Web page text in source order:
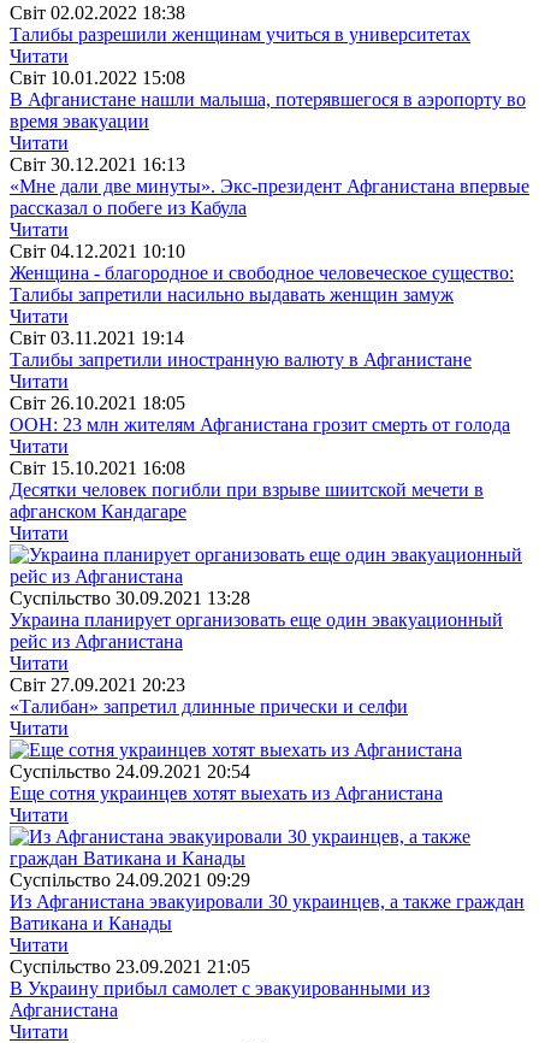
Свiт 02.02.2022 18:38
Талибы разрешили женщинам учиться в университетах
Читати
Свiт 10.01.2022 15:08
В Афганистане нашли малыша, потерявшегося в аэропорту во
время эвакуации
Читати
Свiт 30.12.2021 16:13
«Мне дали две минуты». Экс-президент Афганистана впервые
рассказал о побеге из Кабула
Читати
Свiт 04.12.2021 10:10
Женщина - благородное и свободное человеческое существо:
Талибы запретили насильно выдавать женщин замуж
Читати
Свiт 03.11.2021 19:14
Талибы запретили иностранную валюту в Афганистане
Читати
Свiт 26.10.2021 18:05
ООН: 23 млн жителям Афганистана грозит смерть от голода
Читати
Свiт 15.10.2021 16:08
Десятки человек погибли при взрыве шиитской мечети в
афганском Кандагаре
Читати
Суспiльство 30.09.2021 13:28
Украина планирует организовать еще один эвакуационный
рейс из Афганистана
Читати
Свiт 27.09.2021 20:23
«Талибан» запретил длинные прически и селфи
Читати
Суспiльство 24.09.2021 20:54
Еще сотня украинцев хотят выехать из Афганистана
Читати
Суспiльство 24.09.2021 09:29
Из Афганистана эвакуировали 30 украинцев, а также граждан
Ватикана и Канады
Читати
Суспiльство 23.09.2021 21:05
В Украину прибыл самолет с эвакуированными из
Афганистана
Читати